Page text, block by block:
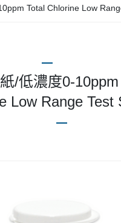
Total Chlorine Low
/低濃度0-10ppm
Low Range Test